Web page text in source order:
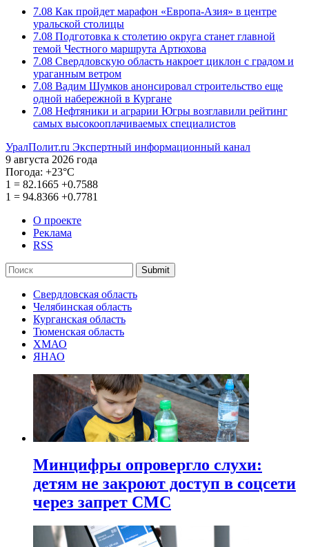
7.08 Как пройдет марафон «Европа-Азия» в центре
уральской столицы
7.08 Подготовка к столетию округа станет главной
темой Честного маршрута Артюхова
7.08 Свердловскую область накроет циклон с градом и
ураганным ветром
7.08 Вадим Шумков анонсировал строительство еще
одной набережной в Кургане
7.08 Нефтяники и аграрии Югры возглавили рейтинг
самых высокооплачиваемых специалистов
УралПолит.ru Экспертный информационный канал
9 августа 2026 года
Погода: +23°С
1 = 82.1665 +0.7588
1 = 94.8366 +0.7781
О проекте
Реклама
RSS
Submit
Свердловская область
Челябинская область
Курганская область
Тюменская область
ХМАО
ЯНАО
Минцифры опровергло слухи:
детям не закроют доступ в соцсети
через запрет СМС